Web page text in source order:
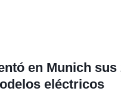
en Munich sus
eléctricos